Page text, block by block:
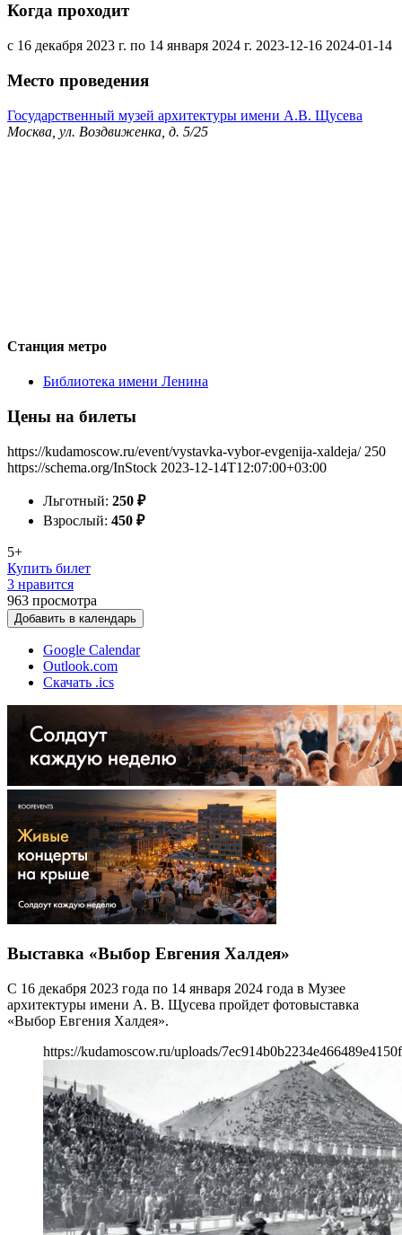
Когда проходит
с 16 декабря 2023 г. по 14 января 2024 г. 2023-12-16 2024-01-14
Место проведения
Государственный музей архитектуры имени А.В. Щусева
Москва, ул. Воздвиженка, д. 5/25
Станция метро
Библиотека имени Ленина
Цены на билеты
https://kudamoscow.ru/event/vystavka-vybor-evgenija-xaldeja/ 250
https://schema.org/InStock 2023-12-14T12:07:00+03:00
Льготный: 250 ₽
Взрослый: 450 ₽
5+
Купить билет
3 нравится
963 просмотра
Добавить в календарь
Google Calendar
Outlook.com
Скачать .ics
Выставка «Выбор Евгения Халдея»
С 16 декабря 2023 года по 14 января 2024 года в Музее
архитектуры имени А. В. Щусева пройдет фотовыставка
«Выбор Евгения Халдея».
https://kudamoscow.ru/uploads/